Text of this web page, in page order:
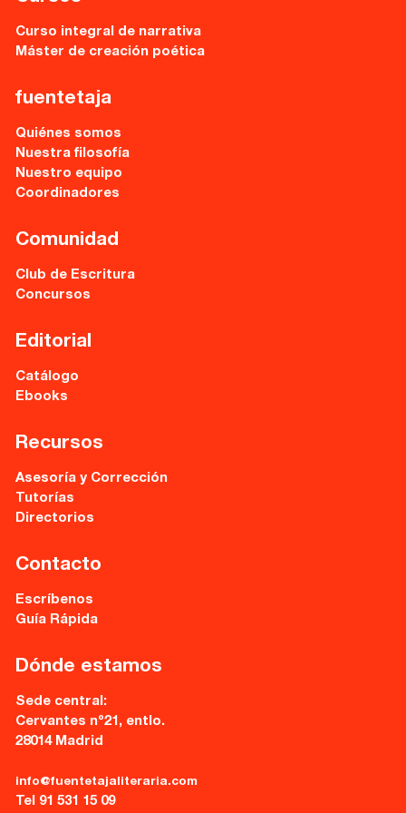
Asesoría y Corrección
Tutorías
Directorios
Contacto
Escríbenos
Guía Rápida
Dónde estamos
Sede central:
Cervantes nº21, entlo.
Tel 91 531 15 09
WhatsApp 619 027 626
De lunes a viernes
Curso integral de narrativa
Máster de creación poética
fuentetaja
Quiénes somos
Nuestra filosofía
Nuestro equipo
Coordinadores
Comunidad
Club de Escritura
Concursos
Editorial
Catálogo
Ebooks
Recursos
Asesoría y Corrección
Tutorías
Directorios
Contacto
Escríbenos
Guía Rápida
Dónde estamos
Sede central:
Cervantes nº21, entlo.
28014 Madrid
info@fuentetajaliteraria.com
Tel 91 531 15 09